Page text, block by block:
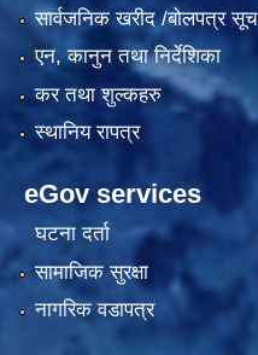
सार्वजनिक खरीद /बोलपत्र
एन, कानुन तथा निर्देशिका
कर तथा शुल्कहरु
स्थानिय रापत्र
eGov services
घटना दर्ता
सामाजिक सुरक्षा
नागरिक वडापत्र